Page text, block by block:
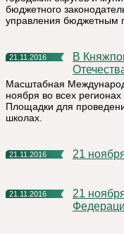
бюджетного
управления бюджетным
21.11.2016
В Княжпогостском районе напишут Тест по истории
Масштабная
ноября во всех
Площадки для
школах.
21.11.2016 21
21.11.2016
21 ноября – День работников налоговых органов Российской